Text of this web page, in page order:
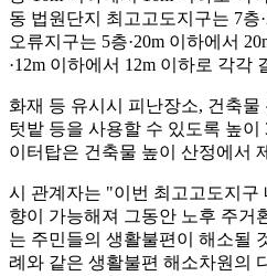
동 법원단지 최고고도지구는 7층
오류지구는 5층·20m 이하에서
·12m 이하에서 12m 이하로 각각
화재 등 유시시 피난장소, 건축
텃밭 등을 사용할 수 있도록 높이
이터탑은 건축물 높이 산정에서
시 관계자는 "이번 최고고도지구
향이 가능해져 그동안 노후 주거
는 주민들의 생활불편이 해소될
례와 같은 생활불편 해소차원의